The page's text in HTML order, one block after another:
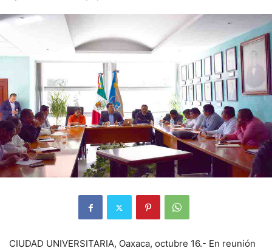
CIUDAD UNIVERSITARIA, Oaxaca, octubre 16.- En reunión